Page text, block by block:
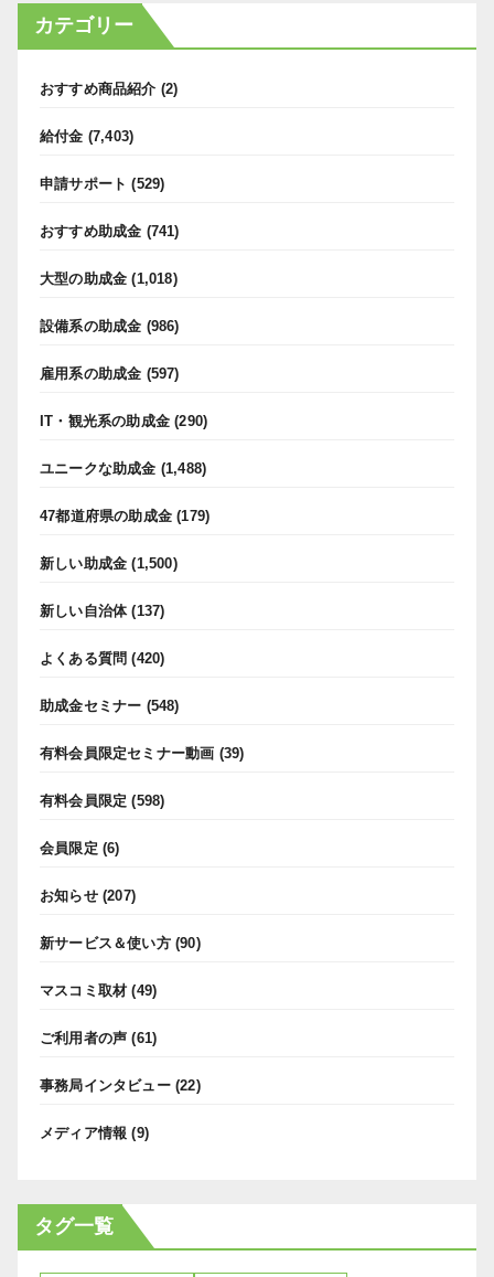
カテゴリー
おすすめ商品紹介 (2)
給付金 (7,403)
申請サポート (529)
おすすめ助成金 (741)
大型の助成金 (1,018)
設備系の助成金 (986)
雇用系の助成金 (597)
IT・観光系の助成金 (290)
ユニークな助成金 (1,488)
47都道府県の助成金 (179)
新しい助成金 (1,500)
新しい自治体(137)
よくある質問 (420)
助成金セミナー (548)
有料会員限定セミナー動画 (39)
有料会員限定 (598)
会員限定 (6)
お知らせ(207)
新サービス＆使い方(90)
マスコミ取材 (49)
ご利用者の声 (61)
事務局インタビュー(22)
メディア情報 (9)
タグ一覧